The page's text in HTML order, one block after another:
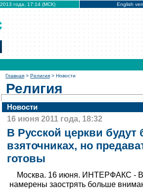
года, 17:14 (МСК) English
Главная > Религия > Новости
Религия
Новости
16 июня 2011 года, 18:32
В Русской церкви будут
взяточниках, но
готовы
Москва. 16 июня. ИНТЕРФАКС - В
намерены заострять больше